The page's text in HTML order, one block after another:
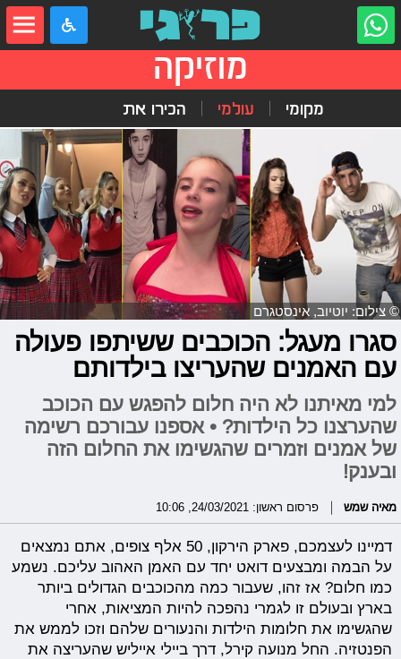
מוזיקה
מקומי עולמי הכירו את
© צילום: יוטיוב, אינסטגרם
סגרו מעגל: הכוכבים ששיתפו פעולה
עם האמנים שהעריצו בילדותם
למי מאיתנו לא היה חלום להפגש עם הכוכב
שהערצנו כל הילדות? • אספנו עבורכם רשימה
של אמנים וזמרים שהגשימו את החלום הזה
ובענק!
מאיה שמש פרסום ראשון: 24/03/2021, 10:06
דמיינו לעצמכם, פארק הירקון, 50 אלף צופים, אתם נמצאים
על הבמה ומבצעים דואט יחד עם האמן האהוב עליכם. נשמע
כמו חלום? אז זהו, שעבור כמה מהכוכבים הגדולים ביותר
בארץ ובעולם זו לגמרי נהפכה להיות המציאות, אחרי
שהגשימו את חלומות הילדות והנעורים שלהם וזכו לממש את
הפנטזיה. החל מנועה קירל, דרך ביילי אייליש שהעריצה את